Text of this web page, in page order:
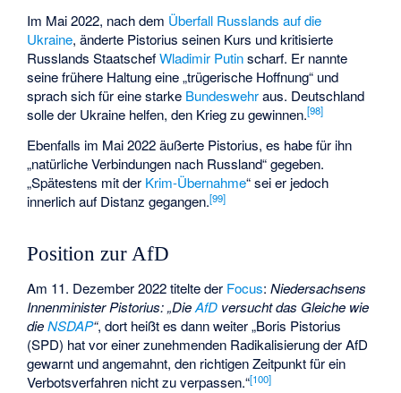
Im Mai 2022, nach dem Überfall Russlands auf die
Ukraine, änderte Pistorius seinen Kurs und kritisierte
Russlands StaatschefWladimir Putinscharf. Er nannte
seine frühere Haltung eine „trügerische Hoffnung“ und
sprach sich für eine starke Bundeswehraus. Deutschland
solle der Ukraine helfen, den Krieg zu gewinnen.[98]
Ebenfalls im Mai 2022 äußerte Pistorius, es habe für ihn
„natürliche Verbindungen nach Russland“ gegeben.
„Spätestens mit der Krim-Übernahme“ sei er jedoch
innerlich auf Distanz gegangen.[99]
Position zur AfD
Am 11. Dezember 2022 titelte der Focus:Niedersachsens
Innenminister Pistorius: „DieAfD versucht das Gleiche wie
dieNSDAP“, dort heißt es dann weiter „Boris Pistorius
(SPD) hat vor einer zunehmenden Radikalisierung der AfD
gewarnt und angemahnt, den richtigen Zeitpunkt für ein
Verbotsverfahren nicht zu verpassen.“[100]